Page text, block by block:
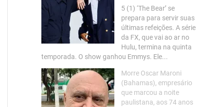
5 (1) ‘The Bear’ se
prepara para servir suas
últimas refeições. A série
da FX, que vai ao ar no
Hulu, termina na quinta
temporada. O show ganhou Emmys. Ele...
Morre Oscar Maroni
(Bahamas), empresário
que marcou a noite
paulistana, aos 74 anos